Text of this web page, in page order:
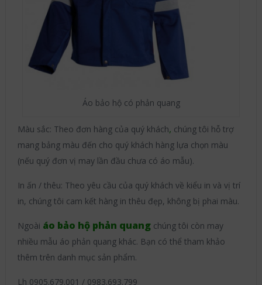
Áo bảo hộ có phản quang
Màu sắc: Theo đơn hàng của quý khách, chúng tôi hỗ trợ
mang bảng màu đến cho quý khách hàng lựa chọn màu
(nếu quý đơn vị may lần đầu chưa có áo mẫu).
In ấn / thêu: Theo yêu cầu của quý khách về kiểu in và vị trí
in, chúng tôi cam kết hàng in thêu đẹp, không bị phai màu.
Ngoài áo bảo hộ phản quangchúng tôi còn may
nhiều mẫu áo phản quang khác. Bạn có thể tham khảo
thêm trên danh mục sản phẩm.
Lh 0905.679.001 / 0983.693.799